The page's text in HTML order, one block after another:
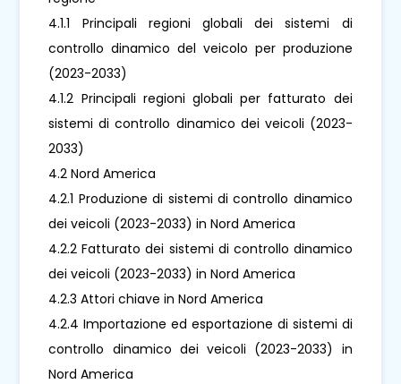
4.1.1 Principali regioni globali dei sistemi di
controllo dinamico del veicolo per produzione
(2023-2033)
4.1.2 Principali regioni globali per fatturato dei
sistemi di controllo dinamico dei veicoli (2023-
2033)
4.2 Nord America
4.2.1 Produzione di sistemi di controllo dinamico
dei veicoli (2023-2033) in Nord America
4.2.2 Fatturato dei sistemi di controllo dinamico
dei veicoli (2023-2033) in Nord America
4.2.3 Attori chiave in Nord America
4.2.4 Importazione ed esportazione di sistemi di
controllo dinamico dei veicoli (2023-2033) in
Nord America